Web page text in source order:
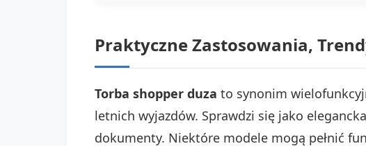
Praktyczne Zastosowania,
Torba shopper duza to synonim
letnich wyjazdów. Sprawdzi się jako elegancka
dokumenty. Niektóre modele mogą pełnić